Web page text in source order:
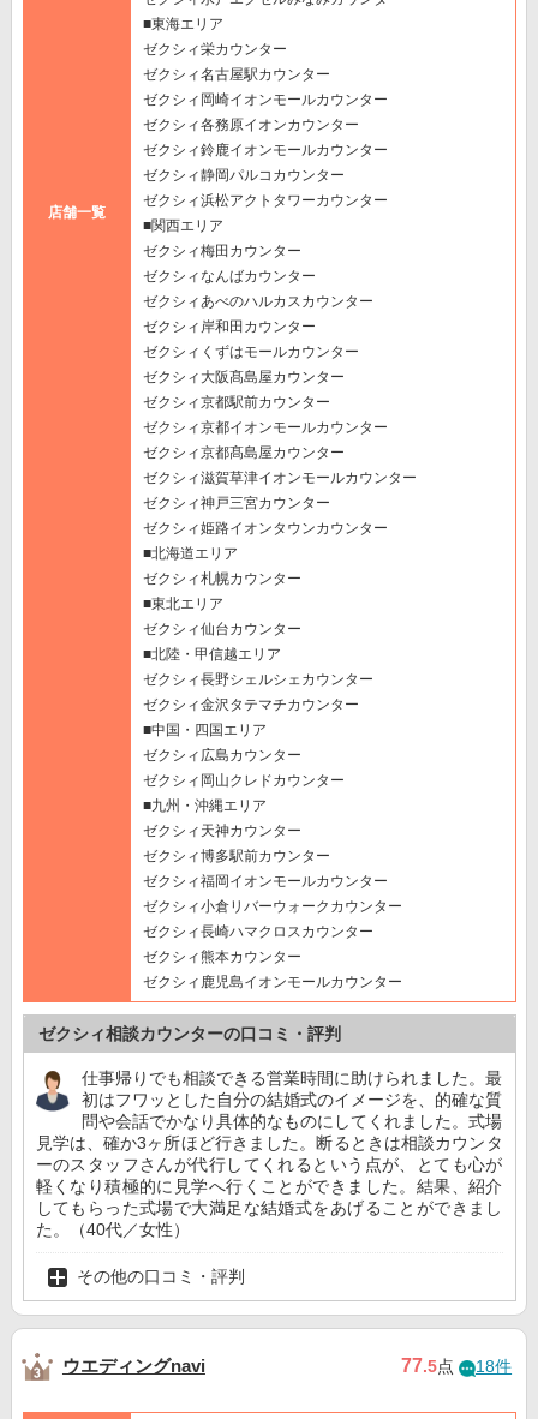
店舗一覧
■東海エリア
ゼクシィ栄カウンター
ゼクシィ名古屋駅カウンター
ゼクシィ岡崎イオンモールカウンター
ゼクシィ各務原イオンカウンター
ゼクシィ鈴鹿イオンモールカウンター
ゼクシィ静岡パルコカウンター
ゼクシィ浜松アクトタワーカウンター
■関西エリア
ゼクシィ梅田カウンター
ゼクシィなんばカウンター
ゼクシィあべのハルカスカウンター
ゼクシィ岸和田カウンター
ゼクシィくずはモールカウンター
ゼクシィ大阪髙島屋カウンター
ゼクシィ京都駅前カウンター
ゼクシィ京都イオンモールカウンター
ゼクシィ京都髙島屋カウンター
ゼクシィ滋賀草津イオンモールカウンター
ゼクシィ神戸三宮カウンター
ゼクシィ姫路イオンタウンカウンター
■北海道エリア
ゼクシィ札幌カウンター
■東北エリア
ゼクシィ仙台カウンター
■北陸・甲信越エリア
ゼクシィ長野シェルシェカウンター
ゼクシィ金沢タテマチカウンター
■中国・四国エリア
ゼクシィ広島カウンター
ゼクシィ岡山クレドカウンター
■九州・沖縄エリア
ゼクシィ天神カウンター
ゼクシィ博多駅前カウンター
ゼクシィ福岡イオンモールカウンター
ゼクシィ小倉リバーウォークカウンター
ゼクシィ長崎ハマクロスカウンター
ゼクシィ熊本カウンター
ゼクシィ鹿児島イオンモールカウンター
ゼクシィ相談カウンターの口コミ・評判
仕事帰りでも相談できる営業時間に助けられました。最
初はフワッとした自分の結婚式のイメージを、的確な質
問や会話でかなり具体的なものにしてくれました。式場
見学は、確か3ヶ所ほど行きました。断るときは相談カウンタ
ーのスタッフさんが代行してくれるという点が、とても心が
軽くなり積極的に見学へ行くことができました。結果、紹介
してもらった式場で大満足な結婚式をあげることができまし
た。（40代／女性）
その他の口コミ・評判
ウエディングnavi 77.5点 18件